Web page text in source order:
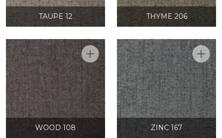
TAUPE 12 THYME 206
WOOD 108 ZINC 167